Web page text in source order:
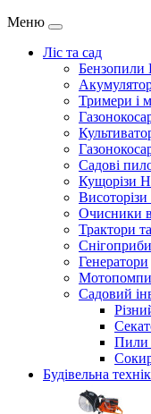
Меню
Ліс та сад
Бензопили
Тримери і
Садові
Кущорізи
Очисники
Трактори
Генератори
Мотопомпи
Садовий
Пили
Будівельна